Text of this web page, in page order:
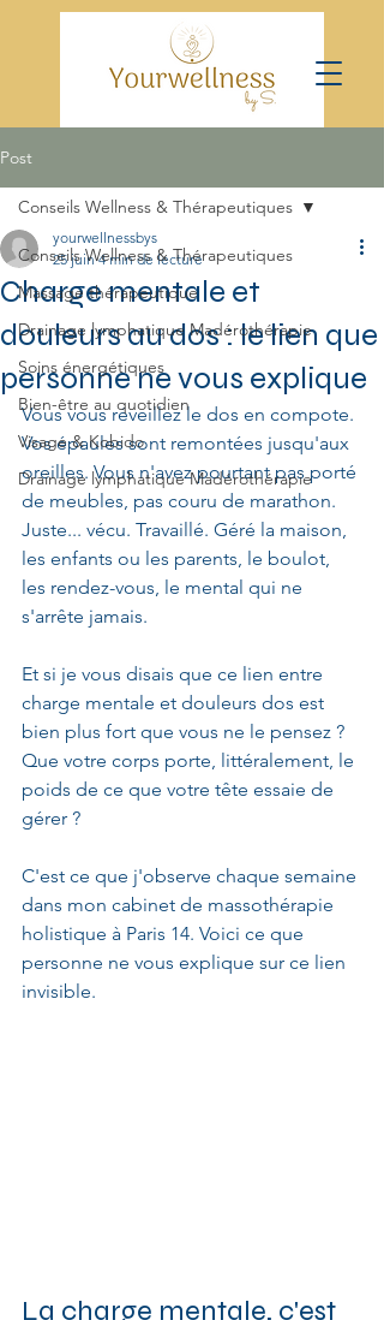
Post
Conseils Wellness & Thérapeutiques
Massage thérapeutique
Drainage lymphatique Madérothérapie
Soins énergétiques
Bien-être au quotidien
Visage & Kobido
Drainage lymphatique Madérothérapie
Conseils Wellness & Thérapeutiques
Charge mentale et
douleurs au dos : le lien que
personne ne vous explique
yourwellnessbys
25 juin 4 min de lecture
Vous vous réveillez le dos en compote.
Vos épaules sont remontées jusqu'aux
oreilles. Vous n'avez pourtant pas porté
de meubles, pas couru de marathon.
Juste... vécu. Travaillé. Géré la maison,
les enfants ou les parents, le boulot,
les rendez-vous, le mental qui ne
s'arrête jamais.
Et si je vous disais que ce lien entre
charge mentale et douleurs dos est
bien plus fort que vous ne le pensez ?
Que votre corps porte, littéralement, le
poids de ce que votre tête essaie de
gérer ?
C'est ce que j'observe chaque semaine
dans mon cabinet de massothérapie
holistique à Paris 14. Voici ce que
personne ne vous explique sur ce lien
invisible.
La charge mentale, c'est